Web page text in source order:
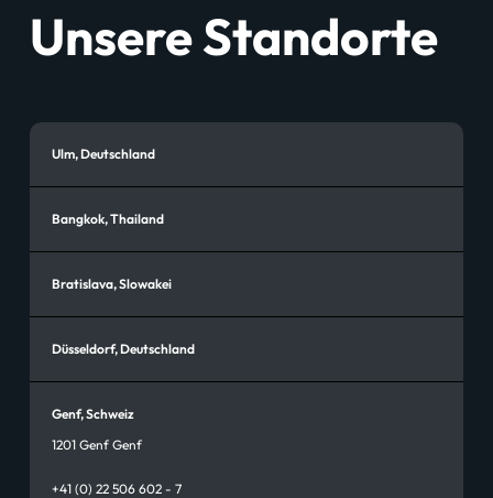
Unsere Standorte
Ulm, Deutschland
Bangkok, Thailand
Bratislava, Slowakei
Düsseldorf, Deutschland
Genf, Schweiz
1201 Genf Genf
+41 (0) 22 506 602 - 7